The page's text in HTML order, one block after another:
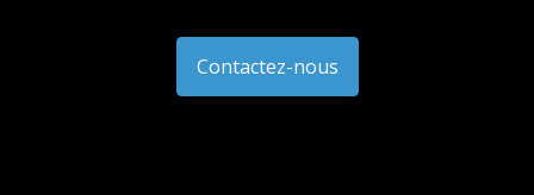
Contactez-nous